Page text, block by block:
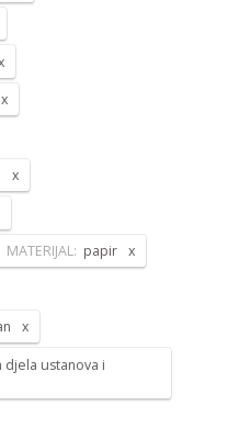
MATERIJAL: papir
djela ustanova i